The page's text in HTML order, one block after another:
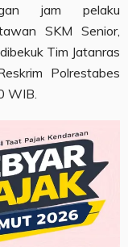
jam pelaku
SKM Senior,
Tim Jatanras
Polrestabes
WIB.